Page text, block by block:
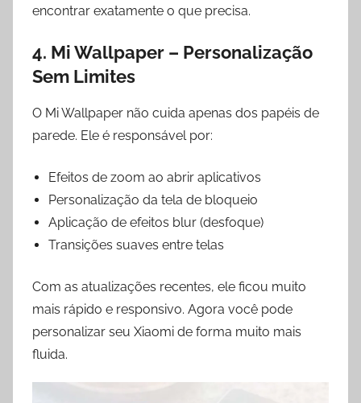
encontrar exatamente o que precisa.
4. Mi Wallpaper – Personalização
Sem Limites
O Mi Wallpaper não cuida apenas dos papéis de
parede. Ele é responsável por:
Efeitos de zoom ao abrir aplicativos
Personalização da tela de bloqueio
Aplicação de efeitos blur (desfoque)
Transições suaves entre telas
Com as atualizações recentes, ele ficou muito
mais rápido e responsivo. Agora você pode
personalizar seu Xiaomi de forma muito mais
fluida.